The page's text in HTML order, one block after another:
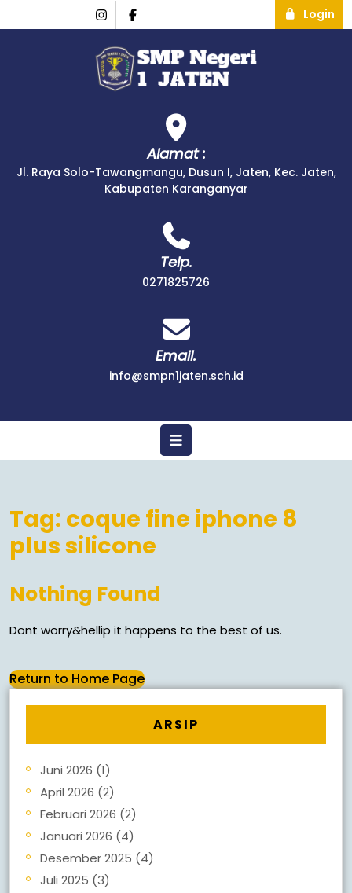
Login
Alamat :
Jl. Raya Solo-Tawangmangu, Dusun I, Jaten, Kec. Jaten,
Kabupaten Karanganyar
Telp.
0271825726
Email.
info@smpn1jaten.sch.id
Tag: coque fine iphone 8
plus silicone
Nothing Found
Dont worry&hellip it happens to the best of us.
Return to Home Page
ARSIP
Juni 2026 (1)
April 2026 (2)
Februari 2026 (2)
Januari 2026 (4)
Desember 2025 (4)
Juli 2025 (3)